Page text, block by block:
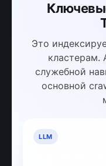
Это
кластерам.
служебной
основной
LLM